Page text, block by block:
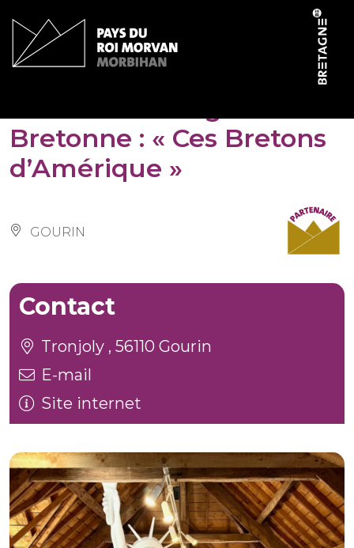
Bretonne : « Ces Bretons
d’Amérique »
GOURIN
Contact
Tronjoly , 56110 Gourin
E-mail
Site internet